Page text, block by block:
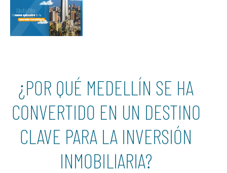
¿POR QUÉ MEDELLÍN SE HA
CONVERTIDO EN UN DESTINO
CLAVE PARA LA INVERSIÓN
INMOBILIARIA?